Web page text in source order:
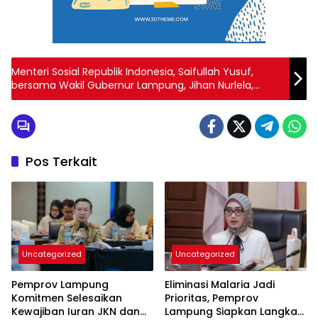
Menteri Sosial Republik Indonesia, Saifullah Yusuf,
bersama Wakil Gubernur Lampung, Jihan Nurlela,
berkesempatan mengunjungi rumah calon siswa
Sekolah Rakyat, Senin (12/05/2025).
Pos Terkait
Uncategorized
Pemprov Lampung
Komitmen Selesaikan
Kewajiban Iuran JKN dan
Uncategorized
Eliminasi Malaria Jadi
Prioritas, Pemprov
Lampung Siapkan Langkah